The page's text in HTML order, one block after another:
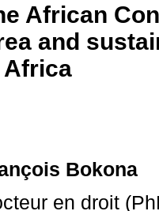
African
and
Africa
Bokona
en droit